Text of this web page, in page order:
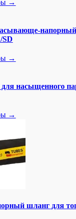
→
→
насыщенного
→
шланг для